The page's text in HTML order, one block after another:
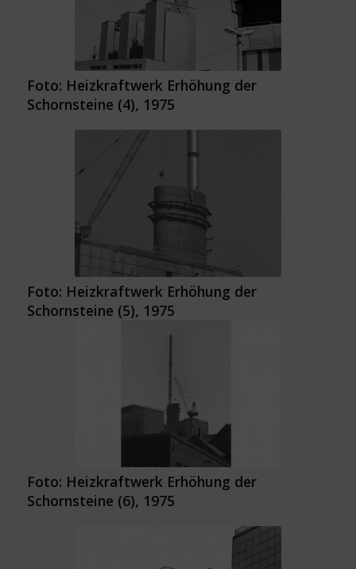
Foto: Heizkraftwerk Erhöhung der
Schornsteine (4), 1975
Foto: Heizkraftwerk Erhöhung der
Schornsteine (5), 1975
Foto: Heizkraftwerk Erhöhung der
Schornsteine (6), 1975